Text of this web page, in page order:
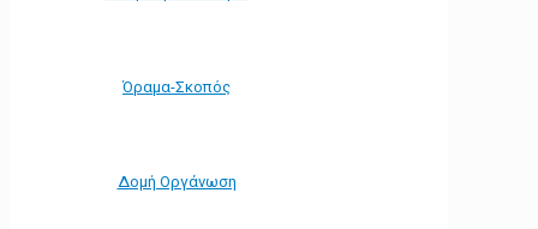
Όραμα-Σκοπός
Δομή Οργάνωση